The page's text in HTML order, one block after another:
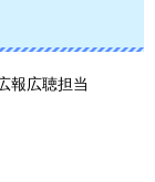
報広聴担当